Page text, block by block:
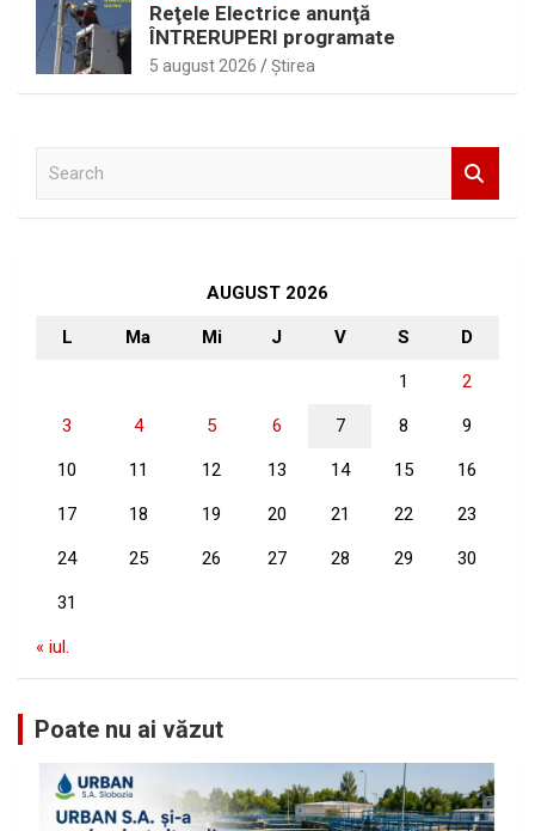
Reţele Electrice anunţă
ÎNTRERUPERI programate
5 august 2026 Ştirea
AUGUST 2026
L Ma Mi J V S D
1 2
3 4 5 6 7 8 9
10 11 12 13 14 15 16
17 18 19 20 21 22 23
24 25 26 27 28 29 30
31
« iul.
Poate nu ai văzut